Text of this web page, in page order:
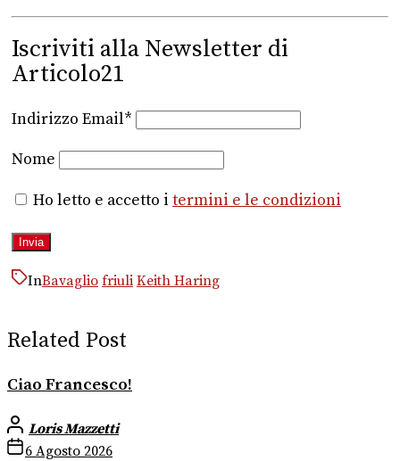
Iscriviti alla Newsletter di
Articolo21
Indirizzo Email*
Nome
Ho letto e accetto i termini e le condizioni
InBavaglio friuli Keith Haring
Related Post
Ciao Francesco!
Loris Mazzetti
6 Agosto 2026